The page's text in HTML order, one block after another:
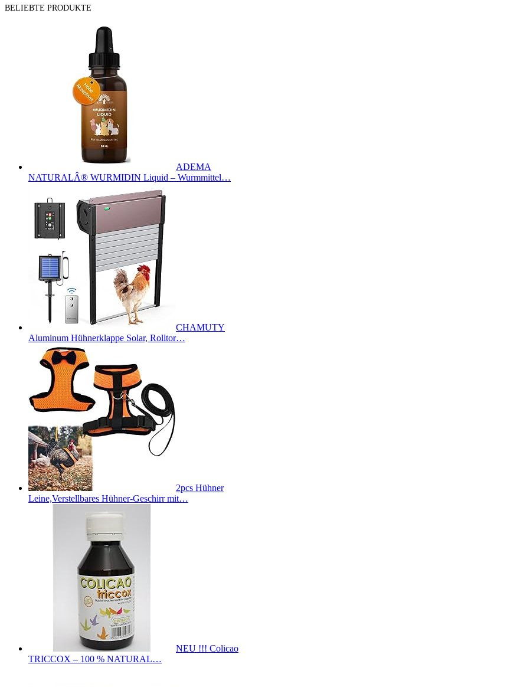
BELIEBTE PRODUKTE
ADEMA
NATURALÂ® WURMIDIN Liquid – Wurmmittel…
CHAMUTY
Aluminum Hühnerklappe Solar, Rolltor…
2pcs Hühner
Leine,Verstellbares Hühner-Geschirr mit…
NEU !!! Colicao
TRICCOX – 100 % NATURAL…